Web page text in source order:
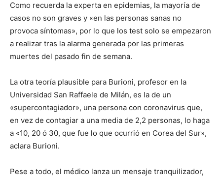
Como recuerda la experta en epidemias, la mayoría de
casos no son graves y «en las personas sanas no
provoca síntomas», por lo que los test solo se empezaron
a realizar tras la alarma generada por las primeras
muertes del pasado fin de semana.
La otra teoría plausible para Burioni, profesor en la
Universidad San Raffaele de Milán, es la de un
«supercontagiador», una persona con coronavirus que,
en vez de contagiar a una media de 2,2 personas, lo haga
a «10, 20 ó 30, que fue lo que ocurrió en Corea del Sur»,
aclara Burioni.
Pese a todo, el médico lanza un mensaje tranquilizador,